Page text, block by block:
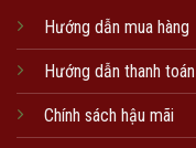
Hướng dẫn mua hàng
Hướng dẫn thanh toán
Chính sách hậu mãi